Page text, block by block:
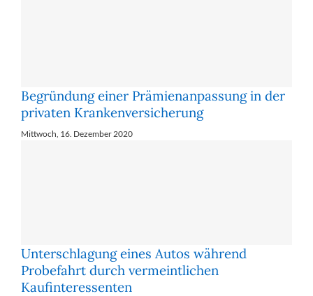
Begründung einer Prämienanpassung in der
privaten Krankenversicherung
Mittwoch, 16. Dezember 2020
Unterschlagung eines Autos während
Probefahrt durch vermeintlichen
Kaufinteressenten